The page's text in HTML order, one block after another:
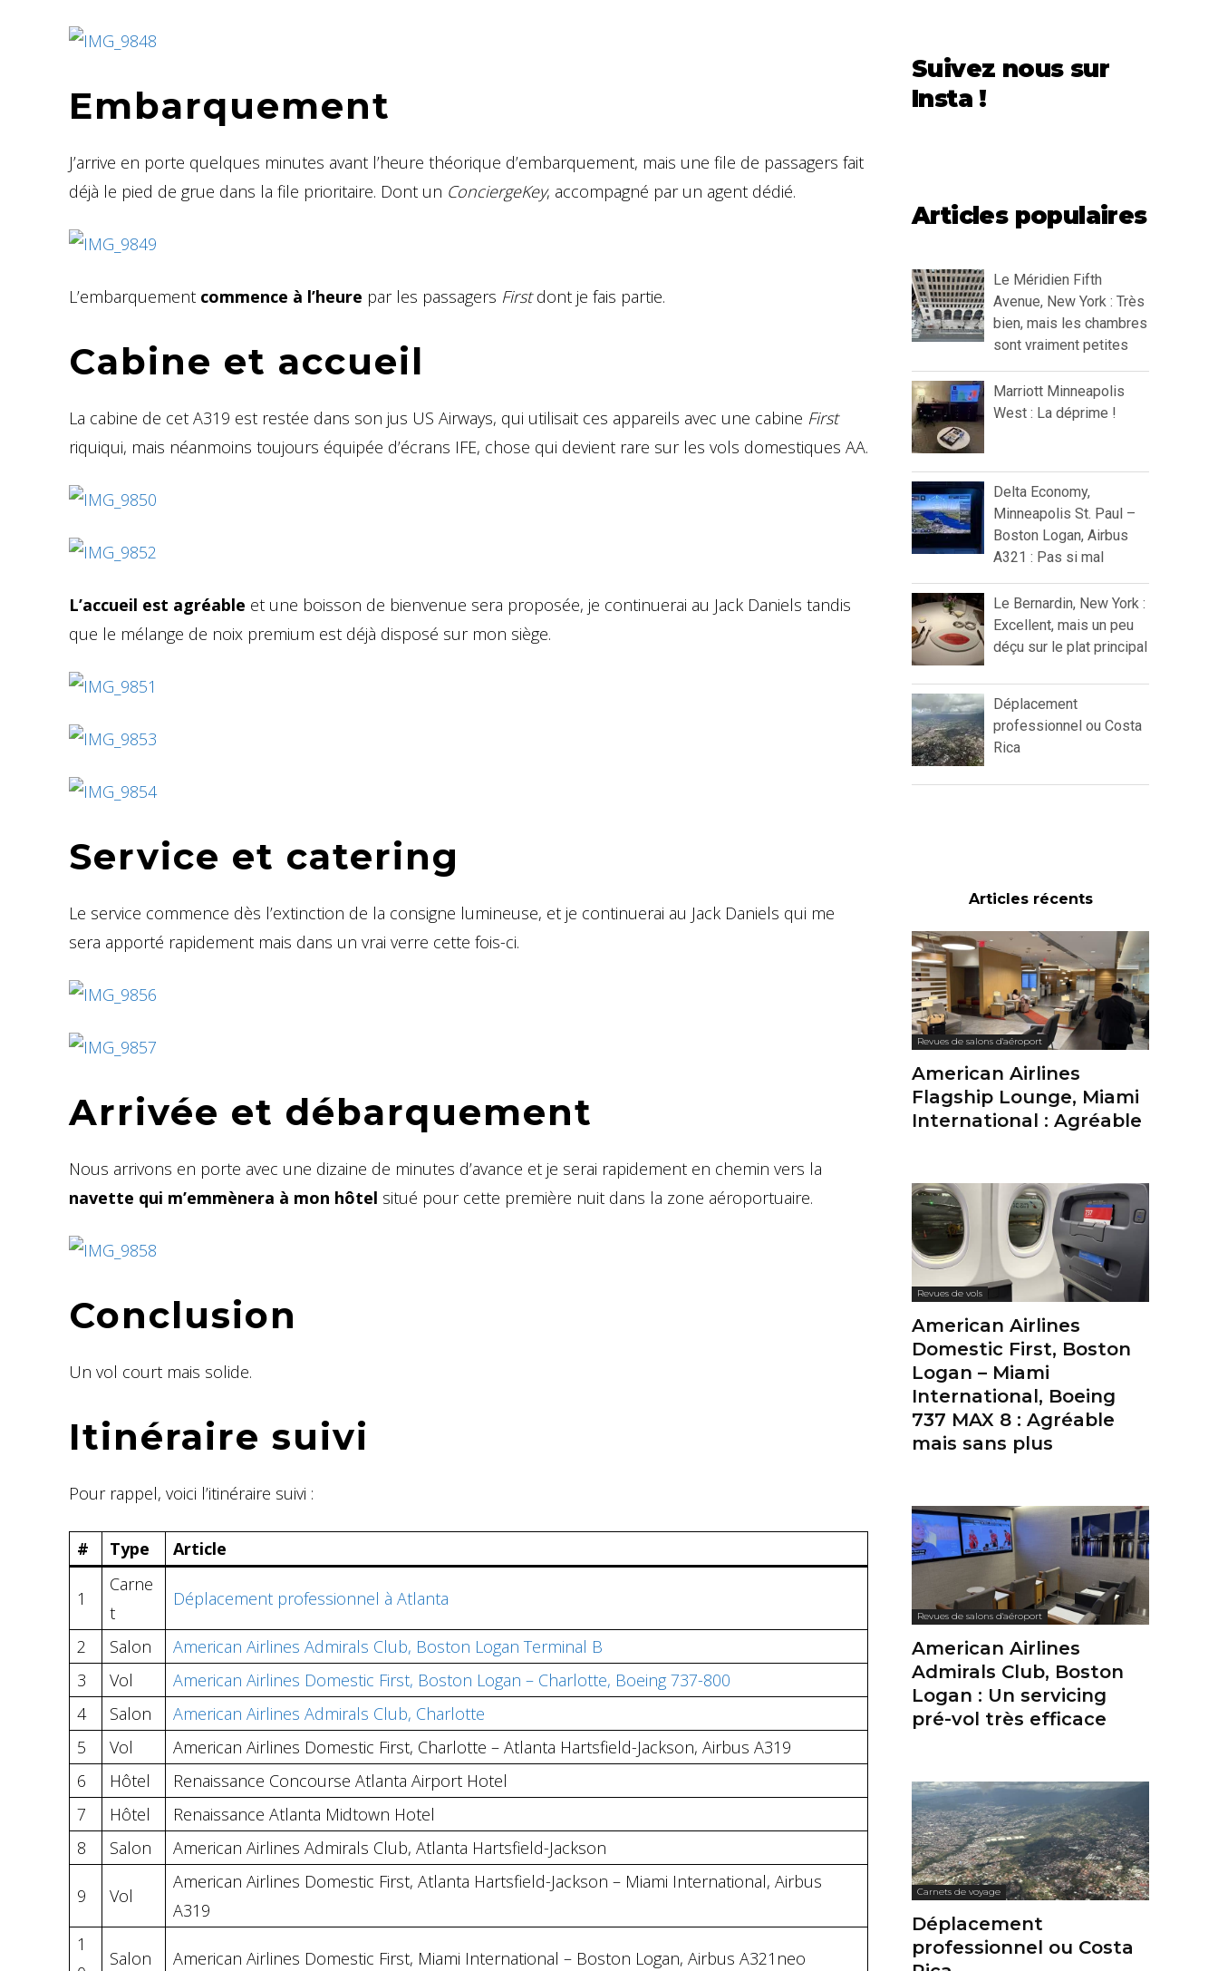
Embarquement
J’arrive en porte quelques minutes avant l’heure théorique d’embarquement, mais une file de passagers fait
déjà le pied de grue dans la file prioritaire. Dont un ConciergeKey, accompagné par un agent dédié.
L’embarquement commence à l’heure par les passagers Firstdont je fais partie.
Cabine et accueil
La cabine de cet A319 est restée dans son jus US Airways, qui utilisait ces appareils avec une cabine First
riquiqui, mais néanmoins toujours équipée d’écrans IFE, chose qui devient rare sur les vols domestiques AA.
L’accueil est agréable et une boisson de bienvenue sera proposée, je continuerai au Jack Daniels tandis
que le mélange de noix premium est déjà disposé sur mon siège.
Service et catering
Le service commence dès l’extinction de la consigne lumineuse, et je continuerai au Jack Daniels qui me
sera apporté rapidement mais dans un vrai verre cette fois-ci.
Arrivée et débarquement
Nous arrivons en porte avec une dizaine de minutes d’avance et je serai rapidement en chemin vers la
navette qui m’emmènera à mon hôtel situé pour cette première nuit dans la zone aéroportuaire.
Conclusion
Un vol court mais solide.
Itinéraire suivi
Pour rappel, voici l’itinéraire suivi :
# Type Article
1
Carne
t
Déplacement professionnel à Atlanta
2 Salon
American Airlines Admirals Club, Boston Logan Terminal B
3
Vol
American Airlines Domestic First, Boston Logan – Charlotte, Boeing 737-800
4
Salon
American Airlines Admirals Club, Charlotte
5
Vol
American Airlines Domestic First, Charlotte – Atlanta Hartsfield-Jackson, Airbus A319
6
Hôtel
Renaissance Concourse Atlanta Airport Hotel
7
Hôtel
Renaissance Atlanta Midtown Hotel
8
Salon American Airlines Admirals Club, Atlanta Hartsfield-Jackson
9 Vol
American Airlines Domestic First, Atlanta Hartsfield-Jackson – Miami International, Airbus
A319
1
Salon American Airlines Domestic First, Miami International – Boston Logan, Airbus A321neo
Suivez nous sur
Insta !
Articles populaires
Le Méridien Fifth
Avenue, New York : Très
bien, mais les chambres
sont vraiment petites
Marriott Minneapolis
West : La déprime !
Delta Economy,
Minneapolis St. Paul –
Boston Logan, Airbus
A321 : Pas si mal
Le Bernardin, New York :
Excellent, mais un peu
déçu sur le plat principal
Déplacement
professionnel ou Costa
Rica
Articles récents
Revues de salons d'aéroport
American Airlines
Flagship Lounge, Miami
International : Agréable
Revues de vols
American Airlines
Domestic First, Boston
Logan – Miami
International, Boeing
737 MAX 8 : Agréable
mais sans plus
Revues de salons d'aéroport
American Airlines
Admirals Club, Boston
Logan : Un servicing
pré-vol très efficace
Carnets de voyage
Déplacement
professionnel ou Costa